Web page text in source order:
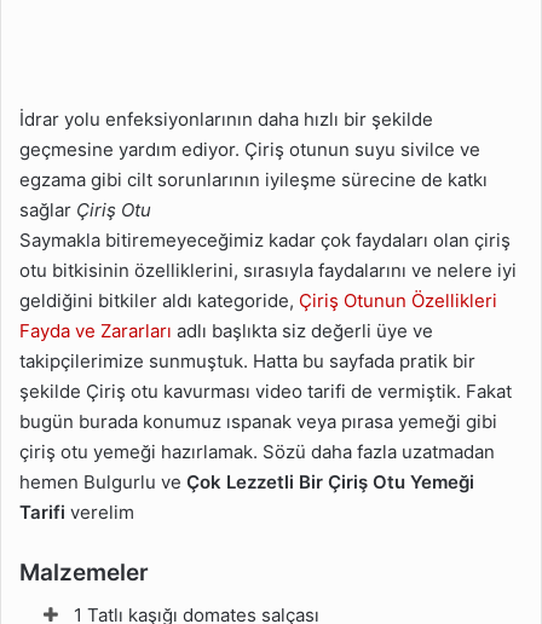
İdrar yolu enfeksiyonlarının daha hızlı bir şekilde
geçmesine yardım ediyor. Çiriş otunun suyu sivilce ve
egzama gibi cilt sorunlarının iyileşme sürecine de katkı
sağlar Çiriş Otu
Saymakla bitiremeyeceğimiz kadar çok faydaları olan çiriş
otu bitkisinin özelliklerini, sırasıyla faydalarını ve nelere iyi
geldiğini bitkiler aldı kategoride, Çiriş Otunun Özellikleri
Fayda ve Zararları adlı başlıkta siz değerli üye ve
takipçilerimize sunmuştuk. Hatta bu sayfada pratik bir
şekilde Çiriş otu kavurması video tarifi de vermiştik. Fakat
bugün burada konumuz ıspanak veya pırasa yemeği gibi
çiriş otu yemeği hazırlamak. Sözü daha fazla uzatmadan
hemen Bulgurlu ve Çok Lezzetli Bir Çiriş Otu Yemeği
Tarifi verelim
Malzemeler
1 Tatlı kaşığı domates salçası